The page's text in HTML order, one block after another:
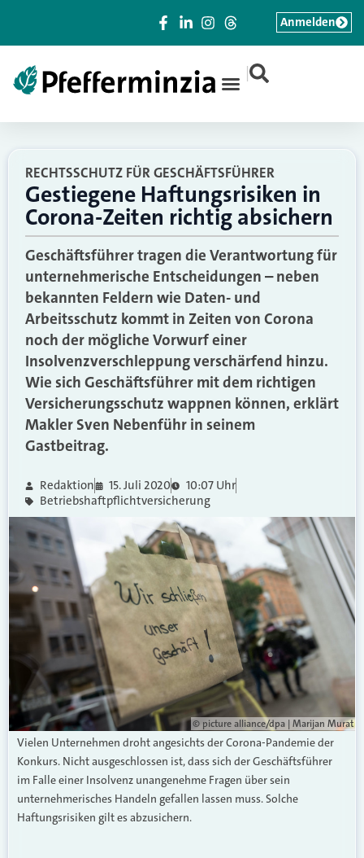
|
Anmelden
RECHTSSCHUTZ FÜR GESCHÄFTSFÜHRER
Gestiegene Haftungsrisiken in
Corona-Zeiten richtig absichern
Geschäftsführer tragen die Verantwortung für
unternehmerische Entscheidungen – neben
bekannten Feldern wie Daten- und
Arbeitsschutz kommt in Zeiten von Corona
noch der mögliche Vorwurf einer
Insolvenzverschleppung verschärfend hinzu.
Wie sich Geschäftsführer mit dem richtigen
Versicherungsschutz wappnen können, erklärt
Makler Sven Nebenführ in seinem
Gastbeitrag.
Redaktion 15. Juli 2020
10:07 Uhr
Betriebshaftpflichtversicherung
© picture alliance/dpa | Marijan Murat
Vielen Unternehmen droht angesichts der Corona-Pandemie der
Konkurs. Nicht ausgeschlossen ist, dass sich der Geschäftsführer
im Falle einer Insolvenz unangenehme Fragen über sein
unternehmerisches Handeln gefallen lassen muss. Solche
Haftungsrisiken gilt es abzusichern.